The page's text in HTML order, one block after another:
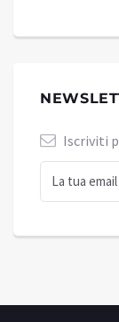
Iscriviti